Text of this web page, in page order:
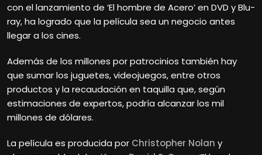
con el lanzamiento de ‘El hombre de Acero’ en DVD y Blu-
ray, ha logrado que la película sea un negocio antes
llegar a los cines.
Además de los millones por patrocinios también hay
que sumar los juguetes, videojuegos, entre otros
productos y la recaudación en taquilla que, según
estimaciones de expertos, podría alcanzar los mil
millones de dólares.
La película es producida por Christopher Nolan y